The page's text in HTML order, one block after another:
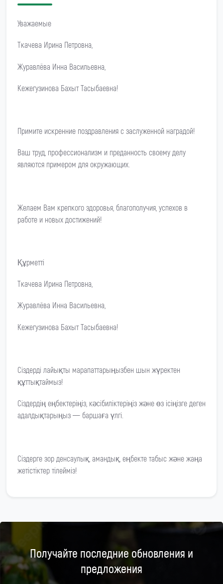
Уважаемые
Ткачева Ирина Петровна,
Журавлёва Инна Васильевна,
Кежегузинова Бахыт Тасыбаевна!
Примите искренние поздравления с заслуженной наградой!
Ваш труд, профессионализм и преданность своему делу
являются примером для окружающих.
Желаем Вам крепкого здоровья, благополучия, успехов в
работе и новых достижений!
Құрметті
Ткачева Ирина Петровна,
Журавлёва Инна Васильевна,
Кежегузинова Бахыт Тасыбаевна!
Сіздерді лайықты марапаттарыңызбен шын жүректен
құттықтаймыз!
Сіздердің еңбектеріңіз, кәсібиліктеріңіз және өз ісіңізге деген
адалдықтарыңыз — баршаға үлгі.
Сіздерге зор денсаулық, амандық, еңбекте табыс және жаңа
жетістіктер тілейміз!
Получайте последние обновления и
предложения